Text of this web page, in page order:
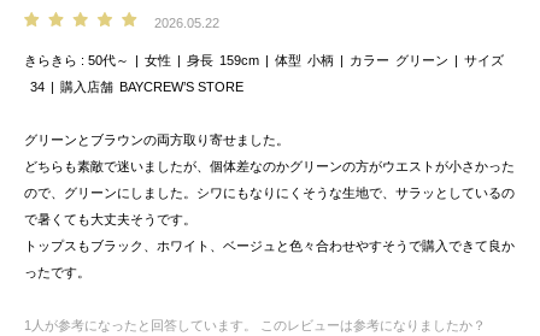
2026.05.22
きらきら 50代～ 女性 身長 159cm 体型 小柄 カラー グリーン
サイズ
34
購入店舗 BAYCREW’S STORE
グリーンとブラウンの両方取り寄せました。
どちらも素敵で迷いましたが、個体差なのかグリーンの方がウエストが小さかった
ので、グリーンにしました。シワにもなりにくそうな生地で、サラッとしているの
で暑くても大丈夫そうです。
トップスもブラック、ホワイト、ベージュと色々合わせやすそうで購入できて良か
ったです。
1 人が参考になったと回答しています。
このレビューは参考になりましたか？